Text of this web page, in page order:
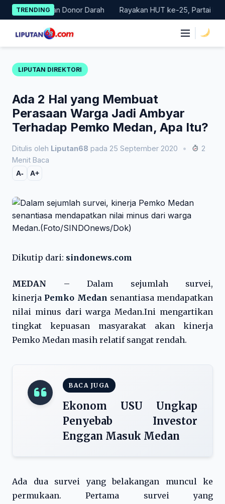
Skip
to
content
TRENDING
Gerakan Donor Darah Rayakan HUT ke-25, Partai Demokrat
LIPUTAN DIREKTORI
Ada 2 Hal yang Membuat
Perasaan Warga Jadi Ambyar
Terhadap Pemko Medan, Apa Itu?
Ditulis oleh Liputan68 pada 25 September 2020 •
2
Menit Baca
A- A+
Dikutip dari: sindonews.com
MEDAN – Dalam sejumlah survei,
kinerja Pemko Medan senantiasa mendapatkan
nilai minus dari warga Medan.Ini mengartikan
tingkat kepuasan masyarakat akan kinerja
Pemko Medan masih relatif sangat rendah.
BACA JUGA
Ekonom USU Ungkap
Penyebab Investor
Enggan Masuk Medan
Ada dua survei yang belakangan muncul ke
permukaan. Pertama survei yang